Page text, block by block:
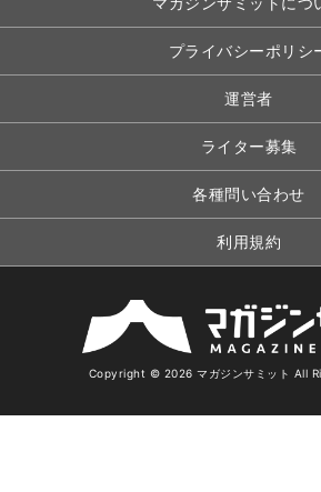
プライバシーポリシ
運営者
ライター募集
各種問い合わせ
利用規約
Copyright © 2026 マガジンサミット All